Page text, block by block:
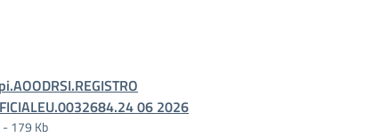
06 2026
- 179 Kb